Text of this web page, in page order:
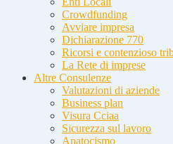
Crowdfunding
Avviare impresa
Dichiarazione 770
Ricorsi e contenzioso
La Rete di imprese
Altre Consulenze
Valutazioni di aziende
Business plan
Visura Cciaa
Sicurezza sul lavoro
Anatocismo